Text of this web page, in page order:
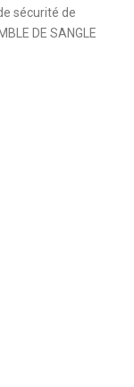
sécurité de
DE SANGLE